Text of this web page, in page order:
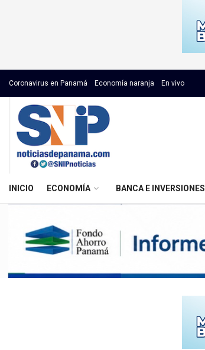
Coronavirus en Panamá Economía naranja En vivo
INICIO ECONOMÍA BANCA E INVERSIONES